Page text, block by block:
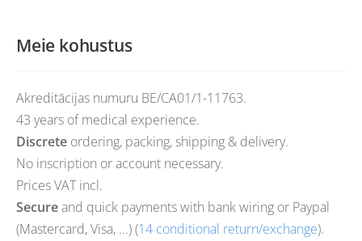
Meie kohustus
Akreditācijas numuru BE/CA01/1-11763.
43 years of medical experience.
Discrete ordering, packing, shipping & delivery.
No inscription or account necessary.
Prices VAT incl.
Secureand quick payments with bank wiring or Paypal
(Mastercard, Visa, ...) (14 conditional return/exchange).